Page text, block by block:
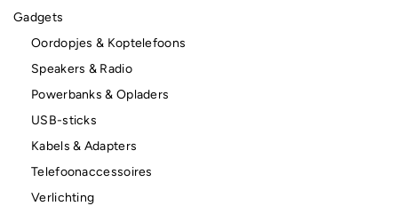
Gadgets
Oordopjes & Koptelefoons
Speakers & Radio
Powerbanks & Opladers
USB-sticks
Kabels & Adapters
Telefoonaccessoires
Verlichting